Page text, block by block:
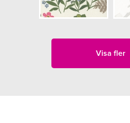
Visa fler